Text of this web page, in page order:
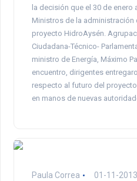
la decisión que el 30 de enero
Ministros de la administración
proyecto HidroAysén.
Ciudadana-Técnico-
ministro de Energía, Máximo
encuentro, dirigentes
respecto al futuro del
en manos de nuevas
Paula Correa 01-11-2013